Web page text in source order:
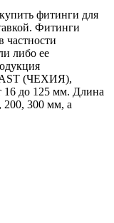
фитинги для
Фитинги
частности
либо ее
(ЧЕХИЯ),
16 до 125 мм. Длина
200, 300 мм, а